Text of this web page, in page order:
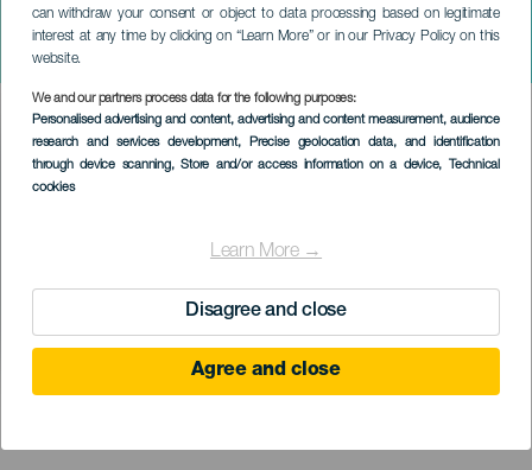
can withdraw your consent or object to data processing based on legitimate
interest at any time by clicking on “Learn More” or in our Privacy Policy on this
website.
We and our partners process data for the following purposes:
Personalised advertising and content, advertising and content measurement, audience
research and services development, Precise geolocation data, and identification
through device scanning, Store and/or access information on a device, Technical
cookies
Learn More →
Disagree and close
Agree and close
OroTaku Fest
TENERIFE
Imagen
Listado